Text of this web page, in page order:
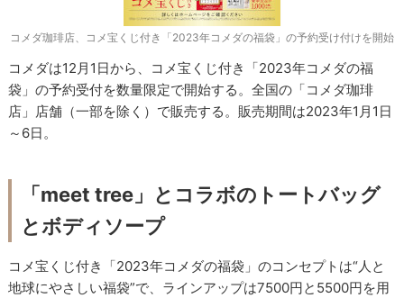
コメダ珈琲店、コメ宝くじ付き「2023年コメダの福袋」の予約受け付けを開始
コメダは12月1日から、コメ宝くじ付き「2023年コメダの福
袋」の予約受付を数量限定で開始する。全国の「コメダ珈琲
店」店舗（一部を除く）で販売する。販売期間は2023年1月1日
～6日。
「meet tree」とコラボのトートバッグ
とボディソープ
コメ宝くじ付き「2023年コメダの福袋」のコンセプトは“人と
地球にやさしい福袋”で、ラインアップは7500円と5500円を用